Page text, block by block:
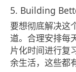
5. Building
要想彻底解决这
道。合理安排每
片化时间进行复
余生活，这些都